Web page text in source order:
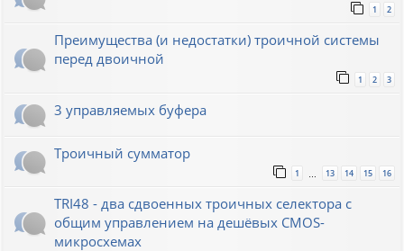
1 2
Преимущества (и недостатки) троичной системы
перед двоичной
1 2 3
3 управляемых буфера
Троичный сумматор
1 13 14 15 16
TRI48 - два сдвоенных троичных селектора с
общим управлением на дешёвых CMOS-
микросхемах